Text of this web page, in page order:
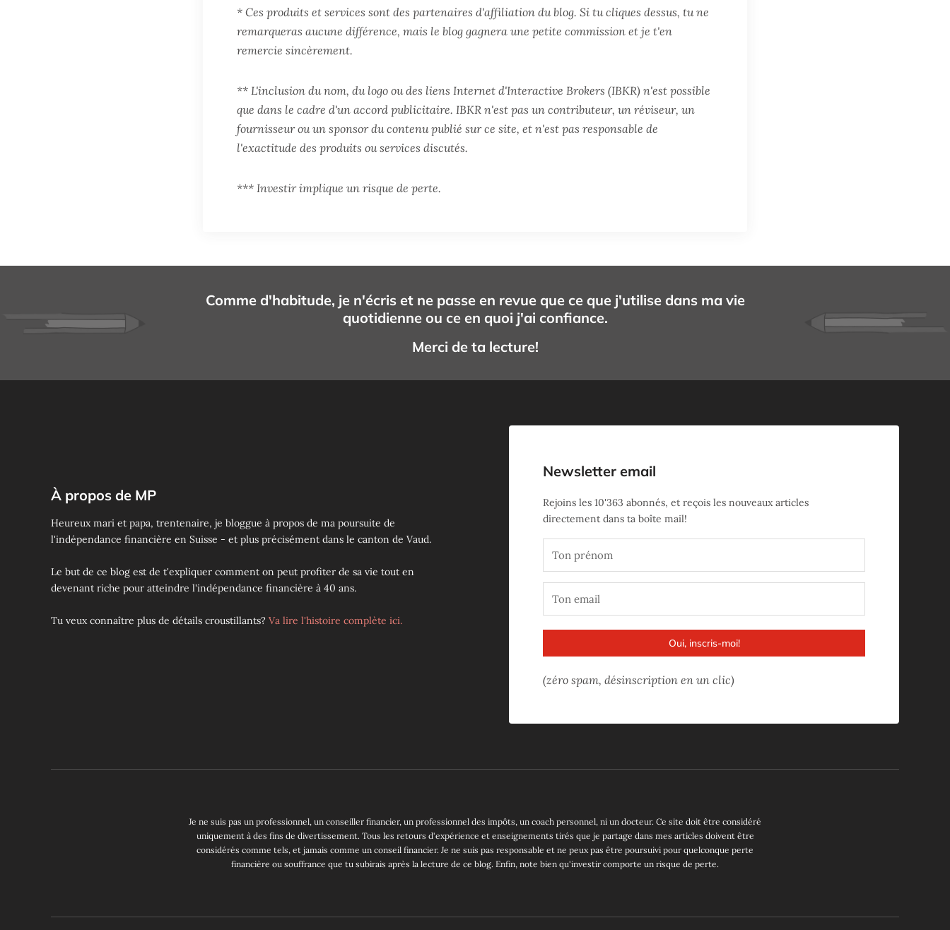
* Ces produits et services sont des partenaires d'affiliation du blog. Si tu cliques dessus, tu ne
remarqueras aucune différence, mais le blog gagnera une petite commission et je t'en
remercie sincèrement.
** L'inclusion du nom, du logo ou des liens Internet d'Interactive Brokers (IBKR) n'est possible
que dans le cadre d'un accord publicitaire. IBKR n'est pas un contributeur, un réviseur, un
fournisseur ou un sponsor du contenu publié sur ce site, et n'est pas responsable de
l'exactitude des produits ou services discutés.
*** Investir implique un risque de perte.
Comme d'habitude, je n'écris et ne passe en revue que ce que j'utilise dans ma vie
quotidienne ou ce en quoi j'ai confiance.
Merci de ta lecture!
À propos de MP
Heureux mari et papa, trentenaire, je bloggue à propos de ma poursuite de
l'indépendance financière en Suisse - et plus précisément dans le canton de Vaud.
Le but de ce blog est de t'expliquer comment on peut profiter de sa vie tout en
devenant riche pour atteindre l'indépendance financière à 40 ans.
Tu veux connaître plus de détails croustillants? Va lire l'histoire complète ici.
Newsletter email
Rejoins les 10'363 abonnés, et reçois les nouveaux articles
directement dans ta boîte mail!
Oui, inscris-moi!
(zéro spam, désinscription en un clic)
Je ne suis pas un professionnel, un conseiller financier, un professionnel des impôts, un coach personnel, ni un docteur. Ce site doit être considéré
uniquement à des fins de divertissement. Tous les retours d'expérience et enseignements tirés que je partage dans mes articles doivent être
considérés comme tels, et jamais comme un conseil financier. Je ne suis pas responsable et ne peux pas être poursuivi pour quelconque perte
financière ou souffrance que tu subirais après la lecture de ce blog. Enfin, note bien qu'investir comporte un risque de perte.